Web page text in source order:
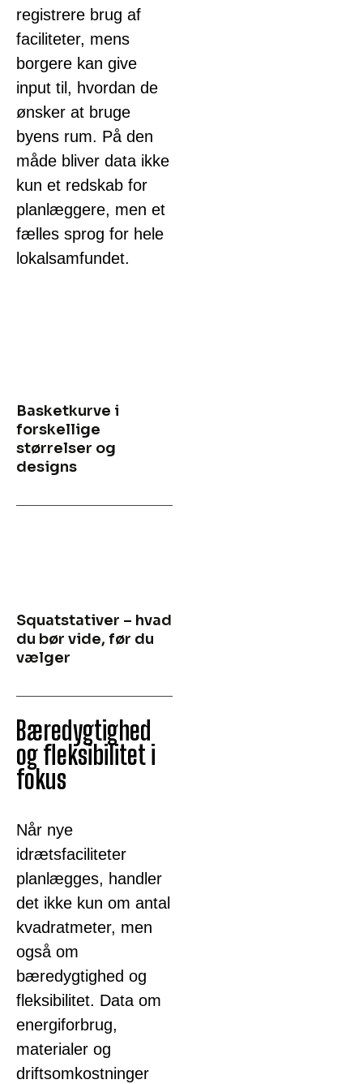
registrere brug af
faciliteter, mens
borgere kan give
input til, hvordan de
ønsker at bruge
byens rum. På den
måde bliver data ikke
kun et redskab for
planlæggere, men et
fælles sprog for hele
lokalsamfundet.
Basketkurve i
forskellige
størrelser og
designs
Squatstativer – hvad
du bør vide, før du
vælger
Bæredygtighed
og fleksibilitet i
fokus
Når nye
idrætsfaciliteter
planlægges, handler
det ikke kun om antal
kvadratmeter, men
også om
bæredygtighed og
fleksibilitet. Data om
energiforbrug,
materialer og
driftsomkostninger